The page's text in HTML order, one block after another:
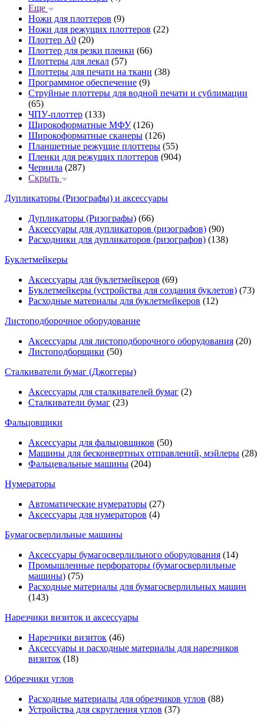
Еще
Ножи для плоттеров (9)
Ножи для режущих плоттеров (22)
Плоттер А0 (20)
Плоттер для резки пленки (66)
Плоттеры для лекал (57)
Плоттеры для печати на ткани (38)
Программное обеспечение (9)
Струйные плоттеры для водной печати и сублимации
(65)
ЧПУ-плоттер (133)
Широкоформатные МФУ(126)
Широкоформатные сканеры (126)
Планшетные режущие плоттеры (55)
Пленки для режущих плоттеров (904)
Чернила (287)
Скрыть
Дупликаторы (Ризографы) и аксессуары
Дупликаторы (Ризографы) (66)
Аксессуары для дупликаторов (ризографов) (90)
Расходники для дупликаторов (ризографов) (138)
Буклетмейкеры
Аксессуары для буклетмейкеров (69)
Буклетмейкеры (устройства для создания буклетов) (73)
Расходные материалы для буклетмейкеров (12)
Листоподборочное оборудование
Аксессуары для листоподборочного оборудования (20)
Листоподборщики (50)
Сталкиватели бумаг (Джоггеры)
Аксессуары для сталкивателей бумаг (2)
Сталкиватели бумаг (23)
Фальцовщики
Аксессуары для фальцовщиков (50)
Машины для бесконвертных отправлений, мэйлеры (28)
Фальцевальные машины (204)
Нумераторы
Автоматические нумераторы (27)
Аксессуары для нумераторов (4)
Бумагосверлильные машины
Аксессуары бумагосверлильного оборудования (14)
Промышленные перфораторы (бумагосверлильные
машины) (75)
Расходные материалы для бумагосверлильных машин
(143)
Нарезчики визиток и аксессуары
Нарезчики визиток (46)
Аксессуары и расходные материалы для нарезчиков
визиток (18)
Обрезчики углов
Расходные материалы для обрезчиков углов (88)
Устройства для скругления углов (37)